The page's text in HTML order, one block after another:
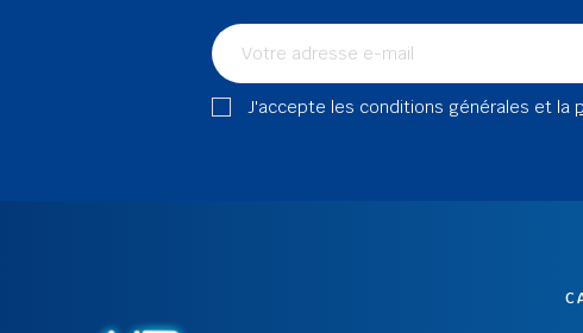
J'accepte les conditions générales et la